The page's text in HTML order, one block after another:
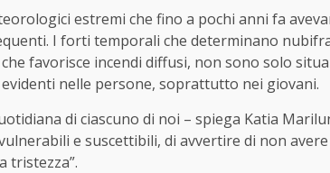
estremi che fino a pochi anni fa
I forti temporali che determinano
favorisce incendi diffusi, non sono solo
nelle persone, soprattutto nei giovani.
di ciascuno di noi – spiega Katia
e suscettibili, di avvertire di non
tristezza”.